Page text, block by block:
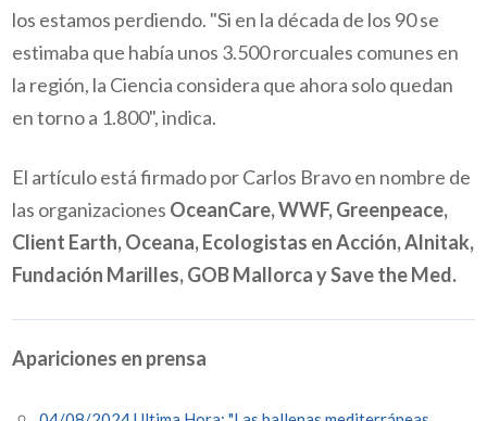
los estamos perdiendo. "Si en la década de los 90 se
estimaba que había unos 3.500 rorcuales comunes en
la región, la Ciencia considera que ahora solo quedan
en torno a 1.800", indica.
El artículo está firmado por Carlos Bravo en nombre de
las organizaciones OceanCare, WWF, Greenpeace,
Client Earth, Oceana, Ecologistas en Acción, Alnitak,
Fundación Marilles, GOB Mallorca y Save the Med.
Apariciones en prensa